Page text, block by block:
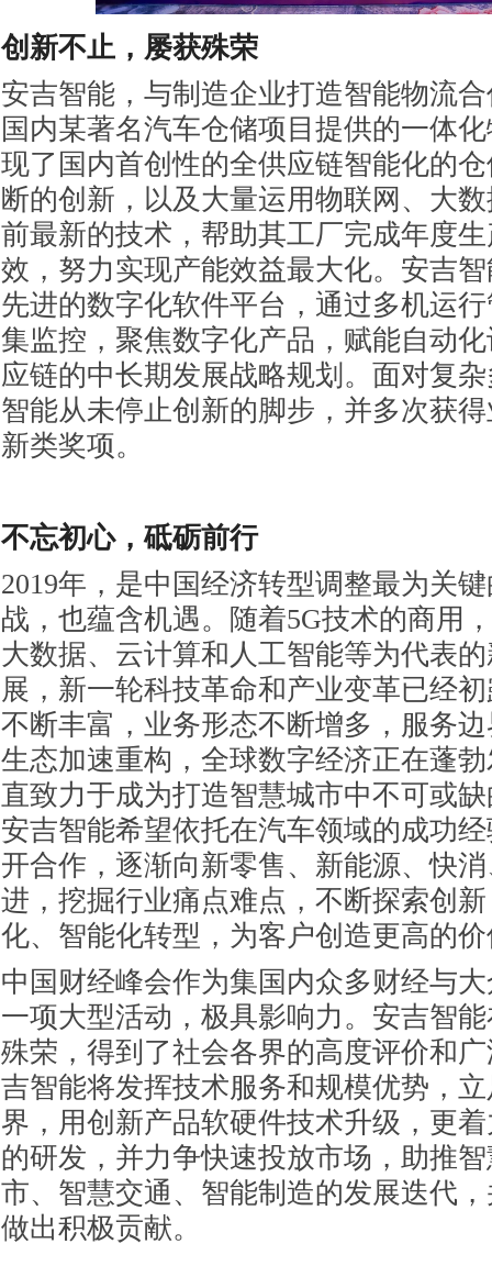
创新不止，屡获殊荣
安吉智能，与制造企业打造智能物流
国内某著名汽车仓储项目提供的一体
现了国内首创性的全供应链智能化的
断的创新，以及大量运用物联网、大
前最新的技术，帮助其工厂完成年度
效，努力实现产能效益最大化。安吉
先进的数字化软件平台，通过多机运
集监控，聚焦数字化产品，赋能自动
应链的中长期发展战略规划。面对复
智能从未停止创新的脚步，并多次获
新类奖项。
不忘初心，砥砺前行
2019年，是中国经济转型调整最为关
战，也蕴含机遇。随着5G技术的商用
大数据、云计算和人工智能等为代表
展，新一轮科技革命和产业变革已经
不断丰富，业务形态不断增多，服务
生态加速重构，全球数字经济正在蓬
直致力于成为打造智慧城市中不可或
安吉智能希望依托在汽车领域的成功
开合作，逐渐向新零售、新能源、快
进，挖掘行业痛点难点，不断探索创
化、智能化转型，为客户创造更高的
中国财经峰会作为集国内众多财经与
一项大型活动，极具影响力。安吉智
殊荣，得到了社会各界的高度评价和
吉智能将发挥技术服务和规模优势，
界，用创新产品软硬件技术升级，更
的研发，并力争快速投放市场，助推
市、智慧交通、智能制造的发展迭代
做出积极贡献。